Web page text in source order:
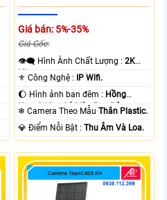
Giá bán: 5%-35%
Giá Gốc:
👁️‍🗨 Hình Ành Chất Lượng :2K
Lite .
⚜️ Công Nghệ : IP Wifi.
🌔 Hình ảnh ban đêm : Hồng
Ngoại 10m Có Màu Ban Ðêm.
❄ Camera Theo MẫuThân Plastic.
️💎 Điểm Nỗi Bật :Thu Âm Và Loa.